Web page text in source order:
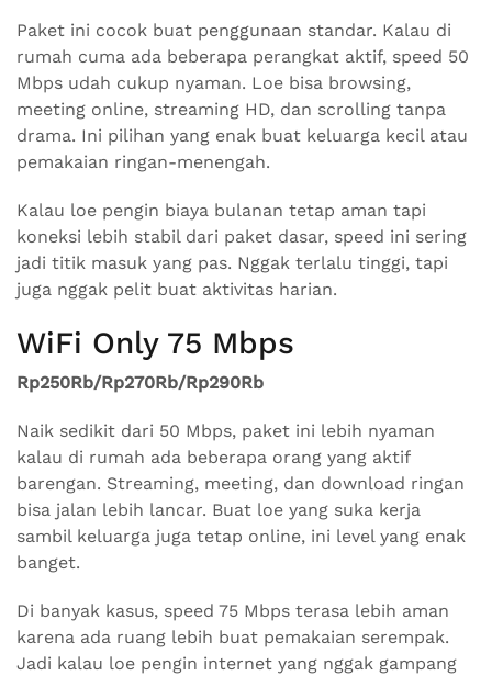
Paket ini cocok buat penggunaan standar. Kalau di
rumah cuma ada beberapa perangkat aktif, speed 50
Mbps udah cukup nyaman. Loe bisa browsing,
meeting online, streaming HD, dan scrolling tanpa
drama. Ini pilihan yang enak buat keluarga kecil atau
pemakaian ringan-menengah.
Kalau loe pengin biaya bulanan tetap aman tapi
koneksi lebih stabil dari paket dasar, speed ini sering
jadi titik masuk yang pas. Nggak terlalu tinggi, tapi
juga nggak pelit buat aktivitas harian.
WiFi Only 75 Mbps
Rp250Rb/Rp270Rb/Rp290Rb
Naik sedikit dari 50 Mbps, paket ini lebih nyaman
kalau di rumah ada beberapa orang yang aktif
barengan. Streaming, meeting, dan download ringan
bisa jalan lebih lancar. Buat loe yang suka kerja
sambil keluarga juga tetap online, ini level yang enak
banget.
Di banyak kasus, speed 75 Mbps terasa lebih aman
karena ada ruang lebih buat pemakaian serempak.
Jadi kalau loe pengin internet yang nggak gampang